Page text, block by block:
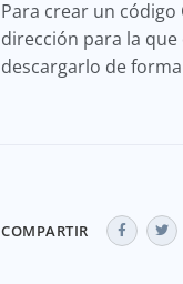
Para crear un
dirección para la que
descargarlo de
COMPARTIR